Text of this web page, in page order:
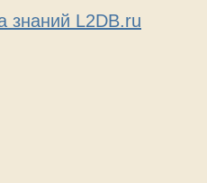
знаний L2DB.ru